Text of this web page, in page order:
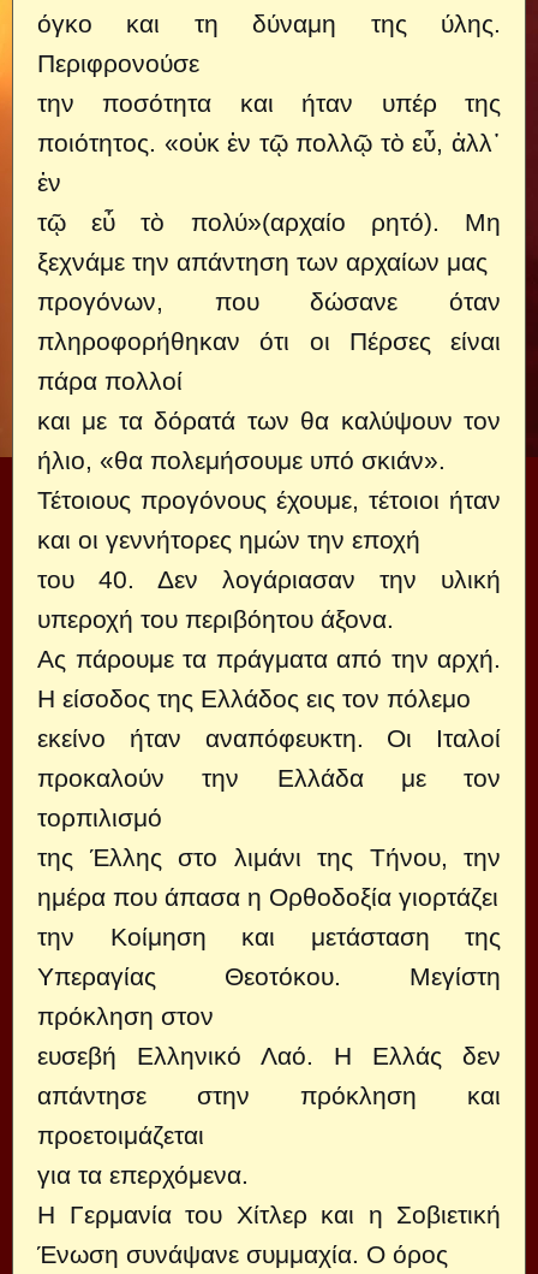
όγκο και τη δύναμη της ύλης.
Περιφρονούσε
την ποσότητα και ήταν υπέρ της
ποιότητος. «οὐκ ἐν τῷ πολλῷ τὸ εὖ, ἀλλ᾿
ἐν
τῷ εὖ τὸ πολύ»(αρχαίο ρητό). Μη
ξεχνάμε την απάντηση των αρχαίων μας
προγόνων, που δώσανε όταν
πληροφορήθηκαν ότι οι Πέρσες είναι
πάρα πολλοί
και με τα δόρατά των θα καλύψουν τον
ήλιο, «θα πολεμήσουμε υπό σκιάν».
Τέτοιους προγόνους έχουμε, τέτοιοι ήταν
και οι γεννήτορες ημών την εποχή
του 40. Δεν λογάριασαν την υλική
υπεροχή του περιβόητου άξονα.
Ας πάρουμε τα πράγματα από την αρχή.
Η είσοδος της Ελλάδος εις τον πόλεμο
εκείνο ήταν αναπόφευκτη. Οι Ιταλοί
προκαλούν την Ελλάδα με τον
τορπιλισμό
της Έλλης στο λιμάνι της Τήνου, την
ημέρα που άπασα η Ορθοδοξία γιορτάζει
την Κοίμηση και μετάσταση της
Υπεραγίας Θεοτόκου. Μεγίστη
πρόκληση στον
ευσεβή Ελληνικό Λαό. Η Ελλάς δεν
απάντησε στην πρόκληση και
προετοιμάζεται
για τα επερχόμενα.
Η Γερμανία του Χίτλερ και η Σοβιετική
Ένωση συνάψανε συμμαχία. Ο όρος